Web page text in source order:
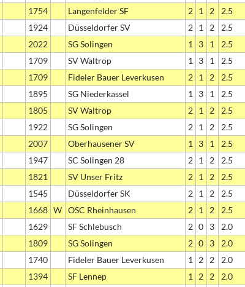
1754 Langenfelder SF 2 1 2 2.5
1924 Düsseldorfer SV 2 1 2 2.5
2022 SG Solingen 1 3 1 2.5
1709 SV Waltrop 1 3 1 2.5
1709 Fideler Bauer Leverkusen 2 1 2 2.5
1895 SG Niederkassel 1 3 1 2.5
1805 SV Waltrop 2 1 2 2.5
1922 SG Solingen 2 1 2 2.5
2007 Oberhausener SV 1 3 1 2.5
1947 SC Solingen 28 2 1 2 2.5
1821 SV Unser Fritz 2 1 2 2.5
1545 Düsseldorfer SK 2 1 2 2.5
1668 W OSC Rheinhausen 2 1 2 2.5
1629 SF Schlebusch 2 0 3 2.0
1809 SG Solingen 2 0 3 2.0
1740 Fideler Bauer Leverkusen 1 2 2 2.0
1394 SF Lennep 1 2 2 2.0